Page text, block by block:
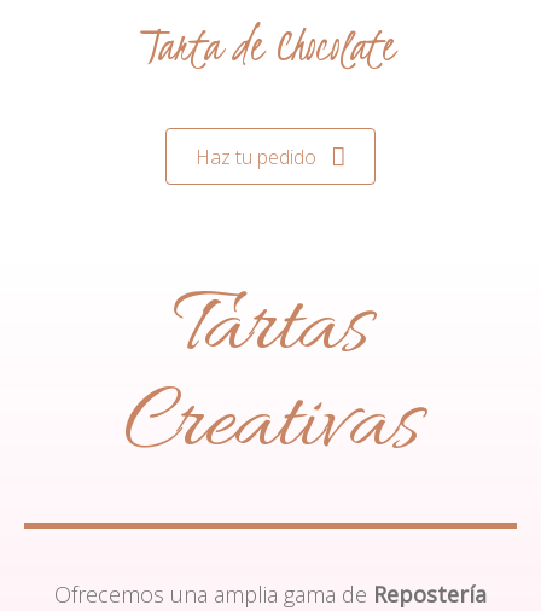
Tarta de Chocolate
Haz tu pedido
Tartas
Creativas
Ofrecemos una amplia gama de Repostería